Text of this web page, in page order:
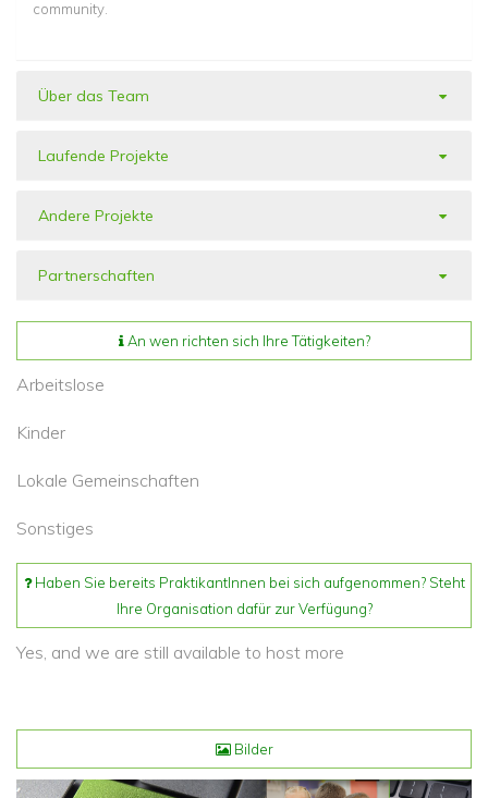
community.
Über das Team
Laufende Projekte
Andere Projekte
Partnerschaften
An wen richten sich Ihre Tätigkeiten?
Arbeitslose
Kinder
Lokale Gemeinschaften
Sonstiges
Haben Sie bereits PraktikantInnen bei sich aufgenommen? Steht
Ihre Organisation dafür zur Verfügung?
Yes, and we are still available to host more
Bilder